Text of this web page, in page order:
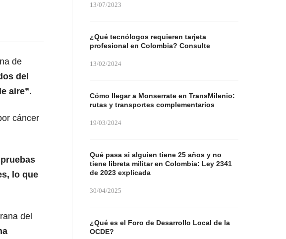
de
del
aire”.
cáncer
lo que
del
13/07/2023
¿Qué tecnólogos requieren tarjeta
profesional en Colombia? Consulte
13/02/2024
Cómo llegar a Monserrate en TransMilenio:
rutas y transportes complementarios
19/03/2024
Qué pasa si alguien tiene 25 años y no
tiene libreta militar en Colombia: Ley 2341
de 2023 explicada
30/04/2025
¿Qué es el Foro de Desarrollo Local de la
OCDE?